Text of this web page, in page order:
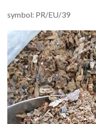
symbol: PR/EU/39